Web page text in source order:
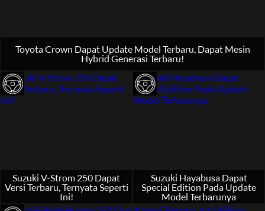
Toyota Crown Dapat Update Model Terbaru, Dapat Mesin
Hybrid Generasi Terbaru!
Suzuki V-Strom 250 Dapat
Versi Terbaru, Ternyata Seperti
Ini!
Suzuki Hayabusa Dapat
Special Edition Pada Update
Model Terbarunya